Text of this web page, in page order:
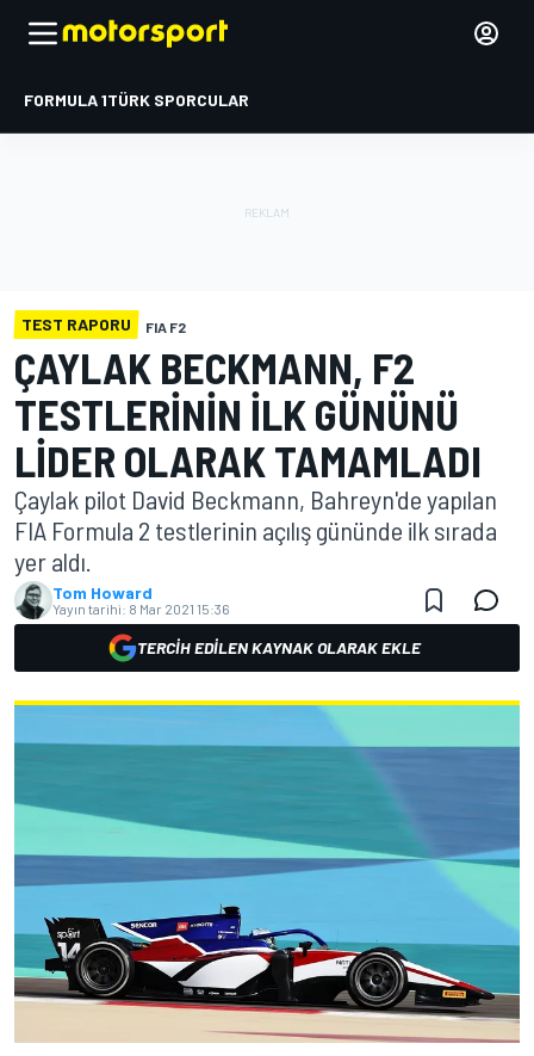
FORMULA 1TÜRK SPORCULAR
TEST RAPORU FIA F2
ÇAYLAK BECKMANN, F2
TESTLERININ ILK GÜNÜNÜ
LIDER OLARAK TAMAMLADI
Çaylak pilot David Beckmann, Bahreyn'de yapılan
FIA Formula 2 testlerinin açılış gününde ilk sırada
yer aldı.
Tom Howard
Yayın tarihi: 8 Mar 2021 15:36
TERCIH EDILEN KAYNAK OLARAK EKLE